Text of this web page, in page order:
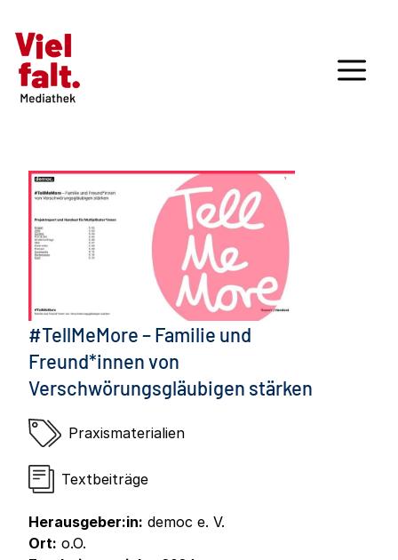
#TellMeMore – Familie und
Freund*innen von
Verschwörungsgläubigen stärken
Praxismaterialien
Textbeiträge
Herausgeber:in: democ e. V.
Ort: o.O.